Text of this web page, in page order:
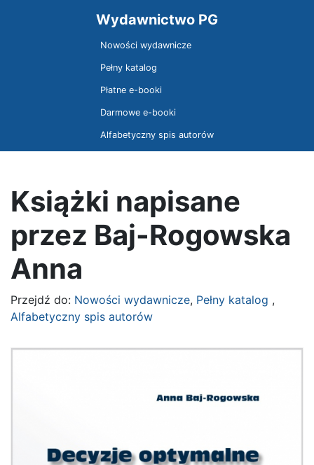
Wydawnictwo PG
Nowości wydawnicze
Pełny katalog
Płatne e-booki
Darmowe e-booki
Alfabetyczny spis autorów
Książki napisane
przez Baj-Rogowska
Anna
Przejdź do: Nowości wydawnicze, Pełny katalog ,
Alfabetyczny spis autorów